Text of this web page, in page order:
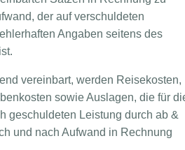
der auf verschuldeten
Angaben seitens des
vereinbart, werden Reisekosten,
sowie Auslagen, die für
geschuldeten Leistung durch ab &
und nach Aufwand in Rechnung